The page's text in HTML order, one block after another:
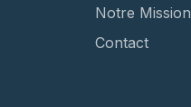
Notre Mission
Contact